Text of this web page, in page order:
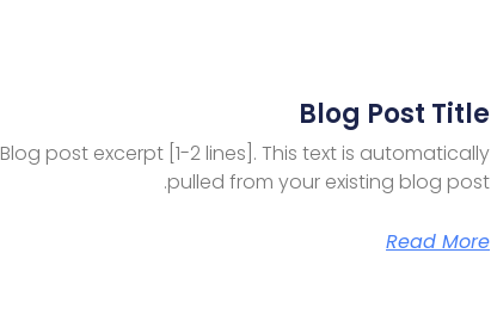
Blog Post Title
Blog post excerpt [1-2 lines]. This text is automatically
pulled from your existing blog post.
Read More